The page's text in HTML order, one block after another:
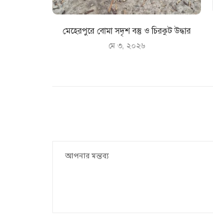
মেহেরপুরে বোমা সদৃশ বস্তু ও চিরকুট উদ্ধার
মে ৩, ২০২৬